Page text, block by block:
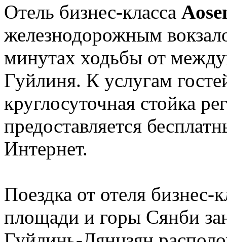
Отель бизнес-класса
железнодорожным
минутах ходьбы от
Гуйлиня. К услугам
круглосуточная стойка
предоставляется
Интернет.
Поездка от отеля бизнес-
площади и горы Сянби